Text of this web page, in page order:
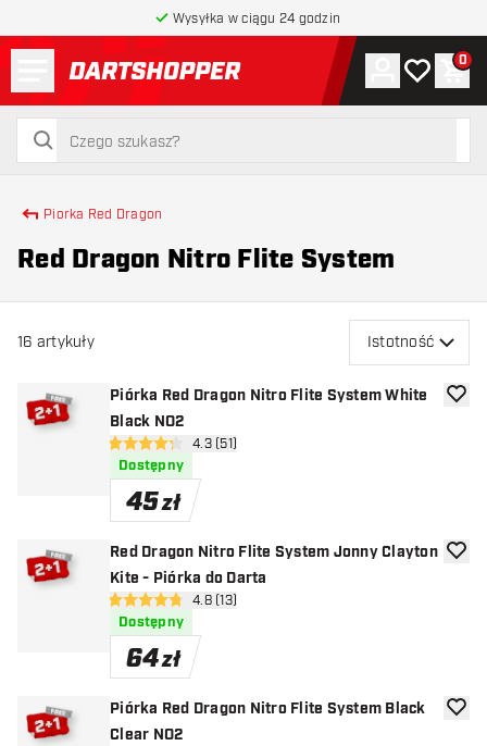
Wysyłka w ciągu 24 godzin
powrót do strony głównej
szukaj
szukaj
Konto
Moja lista
0
Piorka Red Dragon
Red Dragon Nitro Flite System
16 artykuły Istotność
Piórka Red Dragon Nitro Flite System White
Black NO2
otwórz panel recenzji
4.3 gwiazdki oceny
4.3 (51)
Dostępny
45zł
Red Dragon Nitro Flite System Jonny Clayton
Kite - Piórka do Darta
otwórz panel recenzji
4.8 gwiazdki oceny
4.8 (13)
Dostępny
64zł
Piórka Red Dragon Nitro Flite System Black
Clear NO2